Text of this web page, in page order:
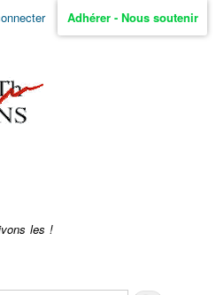
Aller
Adhérer - Nous soutenir
les !